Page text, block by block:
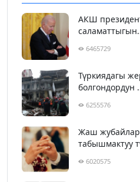
АКШ
6465729
Түркиядагы
болгондордун
6255576
Жаш жубайлар
табышмактуу
6020575